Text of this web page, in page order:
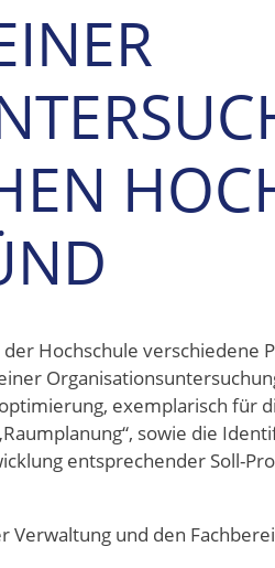
Hochschule verschiedene
exemplarisch für
sowie die
entsprechender Soll-
Verwaltung und den